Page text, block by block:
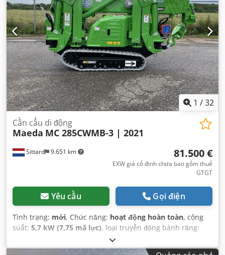
1 /32
Sittard 9.651 km
Cần cẩu di động
Maeda MC 285CWMB-3 | 2021
81.500 €
EXW giá cố định chưa bao gồm thuế
GTGT
Yêu cầu Gọi điện
Tình trạng: mới, Chức năng: hoạt động hoàn toàn, công
suất: 5,7 kW (7,75 mã lực), loại truyền động bánh răng:
xanh lá cây
1.995 kg, công suất nâng:2.820 kg/m, chiều cao nâng: